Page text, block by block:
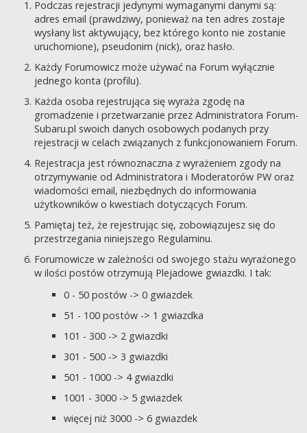
Podczas rejestracji jedynymi wymaganymi danymi są:
adres email (prawdziwy, ponieważ na ten adres zostaje
wysłany list aktywujący, bez którego konto nie zostanie
uruchomione), pseudonim (nick), oraz hasło.
Każdy Forumowicz może używać na Forum wyłącznie
jednego konta (profilu).
Każda osoba rejestrująca się wyraża zgodę na
gromadzenie i przetwarzanie przez Administratora Forum-
Subaru.pl swoich danych osobowych podanych przy
rejestracji w celach związanych z funkcjonowaniem Forum.
Rejestracja jest równoznaczna z wyrażeniem zgody na
otrzymywanie od Administratora i Moderatorów PW oraz
wiadomości email, niezbędnych do informowania
użytkowników o kwestiach dotyczących Forum.
Pamiętaj też, że rejestrując się, zobowiązujesz się do
przestrzegania niniejszego Regulaminu.
Forumowicze w zależności od swojego stażu wyrażonego
w ilości postów otrzymują Plejadowe gwiazdki. I tak:
0 - 50 postów -> 0 gwiazdek
51 - 100 postów -> 1 gwiazdka
101 - 300 -> 2 gwiazdki
301 - 500 -> 3 gwiazdki
501 - 1000 -> 4 gwiazdki
1001 - 3000 -> 5 gwiazdek
więcej niż 3000 -> 6 gwiazdek